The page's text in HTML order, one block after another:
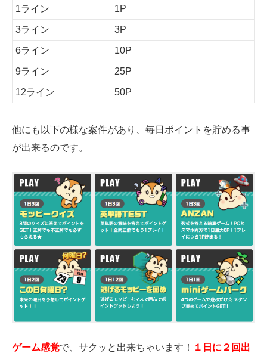
1ライン 1P
3ライン 3P
6ライン 10P
9ライン 25P
12ライン 50P
他にも以下の様な案件があり、毎日ポイントを貯める事
が出来るのです。
ゲーム感覚で、サクッと出来ちゃいます！
１日に２回出